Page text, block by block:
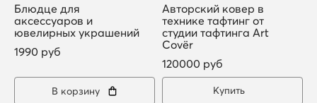
Блюдце для
аксессуаров и
ювелирных украшений
1990 руб
В корзину
Авторский ковер в
технике тафтинг от
студии тафтинга Art
Covër
120000 руб
Купить